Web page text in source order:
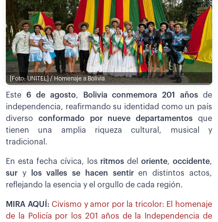
[Foto: UNITEL] / Homenaje a Bolivia
Este 6 de agosto, Bolivia conmemora 201 años de
independencia, reafirmando su identidad como un país
diverso conformado por nueve departamentos que
tienen una amplia riqueza cultural, musical y
tradicional.
En esta fecha cívica, los ritmosdeloriente, occidente,
sur y los valles se hacen sentiren distintos actos,
reflejando la esencia y el orgullo de cada región.
MIRA AQUÍ: Civismo y amor por la tricolor: El homenaje
de la Policía por los 201 años de la Independencia de